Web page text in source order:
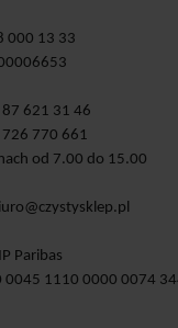
000 13 33
87 621 31 46
726 770 661
od 7.00 do 15.00
Paribas
0045 1110 0000 0074